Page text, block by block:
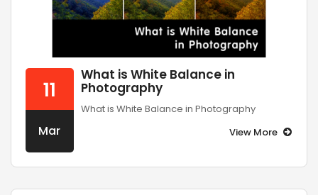
11
Mar
What is White Balance in
Photography
What is White Balance in Photography
View More